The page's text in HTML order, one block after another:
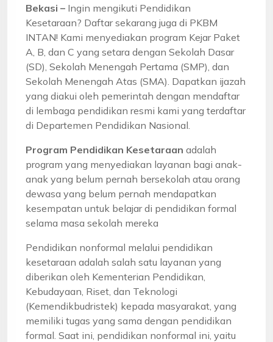
Bekasi – Ingin mengikuti Pendidikan
Kesetaraan? Daftar sekarang juga di PKBM
INTAN! Kami menyediakan program Kejar Paket
A, B, dan C yang setara dengan Sekolah Dasar
(SD), Sekolah Menengah Pertama (SMP), dan
Sekolah Menengah Atas (SMA). Dapatkan ijazah
yang diakui oleh pemerintah dengan mendaftar
di lembaga pendidikan resmi kami yang terdaftar
di Departemen Pendidikan Nasional.
Program Pendidikan Kesetaraan adalah
program yang menyediakan layanan bagi anak-
anak yang belum pernah bersekolah atau orang
dewasa yang belum pernah mendapatkan
kesempatan untuk belajar di pendidikan formal
selama masa sekolah mereka
Pendidikan nonformal melalui pendidikan
kesetaraan adalah salah satu layanan yang
diberikan oleh Kementerian Pendidikan,
Kebudayaan, Riset, dan Teknologi
(Kemendikbudristek) kepada masyarakat, yang
memiliki tugas yang sama dengan pendidikan
formal. Saat ini, pendidikan nonformal ini, yaitu